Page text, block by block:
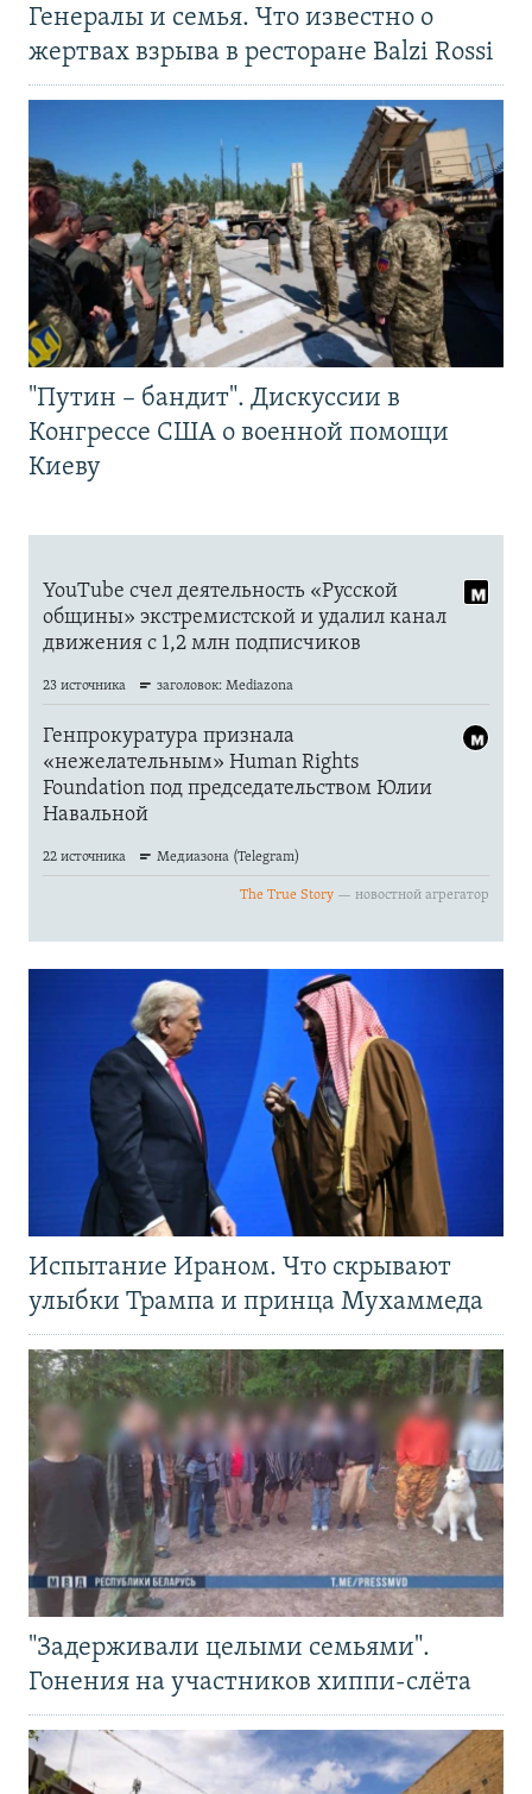
Генералы и семья. Что известно о
жертвах взрыва в ресторане Balzi Rossi
"Путин – бандит". Дискуссии в
Конгрессе США о военной помощи
Киеву
Испытание Ираном. Что скрывают
улыбки Трампа и принца Мухаммеда
"Задерживали целыми семьями".
Гонения на участников хиппи-слёта